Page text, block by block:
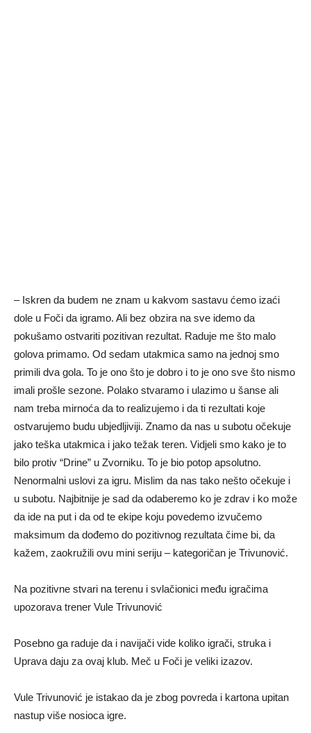
– Iskren da budem ne znam u kakvom sastavu ćemo izaći
dole u Foči da igramo. Ali bez obzira na sve idemo da
pokušamo ostvariti pozitivan rezultat. Raduje me što malo
golova primamo. Od sedam utakmica samo na jednoj smo
primili dva gola. To je ono što je dobro i to je ono sve što nismo
imali prošle sezone. Polako stvaramo i ulazimo u šanse ali
nam treba mirnoća da to realizujemo i da ti rezultati koje
ostvarujemo budu ubjedljiviji. Znamo da nas u subotu očekuje
jako teška utakmica i jako težak teren. Vidjeli smo kako je to
bilo protiv “Drine” u Zvorniku. To je bio potop apsolutno.
Nenormalni uslovi za igru. Mislim da nas tako nešto očekuje i
u subotu. Najbitnije je sad da odaberemo ko je zdrav i ko može
da ide na put i da od te ekipe koju povedemo izvučemo
maksimum da dođemo do pozitivnog rezultata čime bi, da
kažem, zaokružili ovu mini seriju – kategoričan je Trivunović.
Na pozitivne stvari na terenu i svlačionici među igračima
upozorava trener Vule Trivunović
Posebno ga raduje da i navijači vide koliko igrači, struka i
Uprava daju za ovaj klub. Meč u Foči je veliki izazov.
Vule Trivunović je istakao da je zbog povreda i kartona upitan
nastup više nosioca igre.